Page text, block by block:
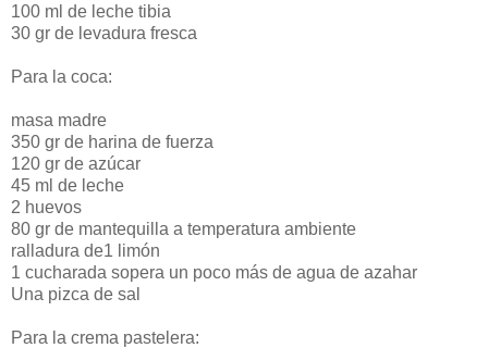
100 ml de leche tibia
30 gr de levadura fresca
Para la coca:
masa madre
350 gr de harina de fuerza
120 gr de azúcar
45 ml de leche
2 huevos
80 gr de mantequilla a temperatura ambiente
ralladura de1 limón
1 cucharada sopera un poco más de agua de azahar
Una pizca de sal
Para la crema pastelera: